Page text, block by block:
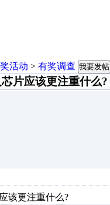
活动 > 有奖调查 我要发帖
片应该更注重什么?
该更注重什么?